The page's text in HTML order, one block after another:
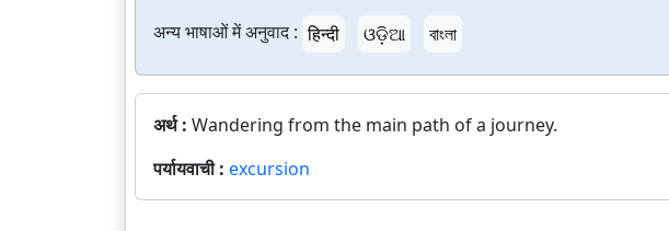
अन्य भाषाओं में अनुवाद : हिन्दी ଓଡ଼ିଆ বাংলা
अर्थ : Wandering from the main path of a journey.
पर्यायवाची : excursion